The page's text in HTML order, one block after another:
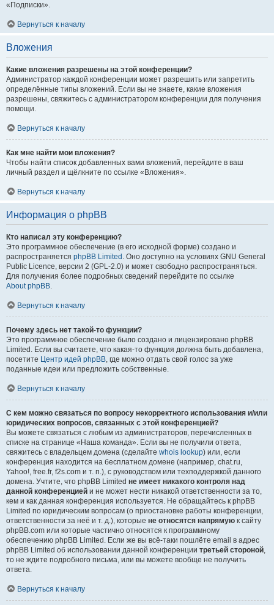
«Подписки».
Вернуться к началу
Вложения
Какие вложения разрешены на этой конференции?
Администратор каждой конференции может разрешить или запретить
определённые типы вложений. Если вы не знаете, какие вложения
разрешены, свяжитесь с администратором конференции для получения
помощи.
Вернуться к началу
Как мне найти мои вложения?
Чтобы найти список добавленных вами вложений, перейдите в ваш
личный раздел и щёлкните по ссылке «Вложения».
Вернуться к началу
Информация о phpBB
Кто написал эту конференцию?
Это программное обеспечение (в его исходной форме) создано и
распространяется phpBB Limited . Оно доступно на условиях GNU General
Public Licence, версии 2 (GPL-2.0) и может свободно распространяться.
Для получения более подробных сведений перейдите по ссылке
About phpBB.
Вернуться к началу
Почему здесь нет такой-то функции?
Это программное обеспечение было создано и лицензировано phpBB
Limited. Если вы считаете, что какая-то функция должна быть добавлена,
посетите Центр идей phpBB, где можно отдать свой голос за уже
поданные идеи или предложить собственные.
Вернуться к началу
С кем можно связаться по вопросу некорректного использования и/или
юридических вопросов, связанных с этой конференцией?
Вы можете связаться с любым из администраторов, перечисленных в
списке на странице «Наша команда». Если вы не получили ответа,
свяжитесь с владельцем домена (сделайте whois lookup) или, если
конференция находится на бесплатном домене (например, chat.ru,
Yahoo!, free.fr, f2s.com и т. п.), с руководством или техподдержкой данного
домена. Учтите, что phpBB Limited не имеет никакого контроля над
данной конференцией и не может нести никакой ответственности за то,
кем и как данная конференция используется. Не обращайтесь к phpBB
Limited по юридическим вопросам (о приостановке работы конференции,
ответственности за неё и т. д.), которые не относятся напрямую к сайту
phpBB.com или которые частично относятся к программному
обеспечению phpBB Limited. Если же вы всё-таки пошлёте email в адрес
phpBB Limited об использовании данной конференции третьей стороной,
то не ждите подробного письма, или вы можете вообще не получить
ответа.
Вернуться к началу